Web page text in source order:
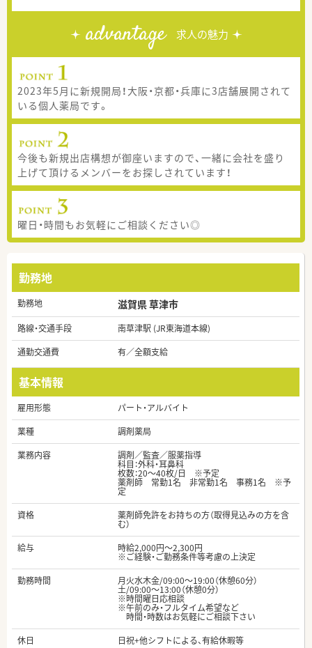
advantage 求人の魅力
2023年5月に新規開局！大阪・京都・兵庫に3店舗展開されて
いる個人薬局です。
今後も新規出店構想が御座いますので、一緒に会社を盛り
上げて頂けるメンバーをお探しされています！
曜日・時間もお気軽にご相談ください◎
勤務地
勤務地 滋賀県 草津市
路線・交通手段
南草津駅 (JR東海道本線)
通勤交通費
有／全額支給
基本情報
雇用形態
パート・アルバイト
業種
調剤薬局
業務内容
調剤／監査／服薬指導
科目：外科・耳鼻科
枚数：20～40枚/日 ※予定
薬剤師 常勤1名 非常勤1名 事務1名 ※予
定
資格
薬剤師免許をお持ちの方（取得見込みの方を含
む）
給与
時給2,000円～2,300円
※ご経験・ご勤務条件等考慮の上決定
勤務時間
月火水木金/09:00～19:00（休憩60分）
土/09:00～13:00（休憩0分）
※時間曜日応相談
※午前のみ・フルタイム希望など
時間・時数はお気軽にご相談下さい
休日
日祝+他シフトによる、有給休暇等